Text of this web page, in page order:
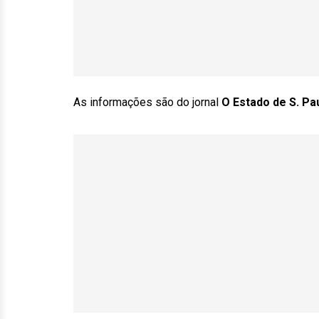
As informações são do jornal O Estado de S.